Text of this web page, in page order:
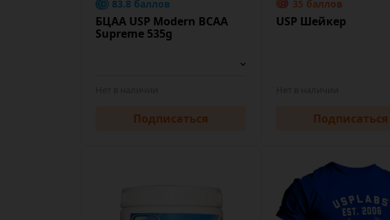
83.8 баллов
БЦАА USP Modern BCAA
Supreme 535g
Подписаться
35 баллов
USP Шейкер
Подписаться